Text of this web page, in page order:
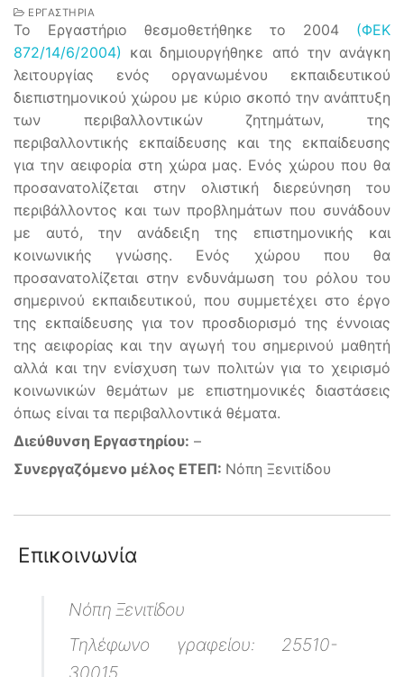
ΕΡΓΑΣΤΉΡΙΑ
Το Eργαστήριο θεσμοθετήθηκε το 2004 (ΦΕΚ
872/14/6/2004) και δημιουργήθηκε από την ανάγκη
λειτουργίας ενός οργανωμένου εκπαιδευτικού
διεπιστημονικού χώρου με κύριο σκοπό την ανάπτυξη
των περιβαλλοντικών ζητημάτων, της
περιβαλλοντικής εκπαίδευσης και της εκπαίδευσης
για την αειφορία στη χώρα μας. Ενός χώρου που θα
προσανατολίζεται στην ολιστική διερεύνηση του
περιβάλλοντος και των προβλημάτων που συνάδουν
με αυτό, την ανάδειξη της επιστημονικής και
κοινωνικής γνώσης. Ενός χώρου που θα
προσανατολίζεται στην ενδυνάμωση του ρόλου του
σημερινού εκπαιδευτικού, που συμμετέχει στο έργο
της εκπαίδευσης για τον προσδιορισμό της έννοιας
της αειφορίας και την αγωγή του σημερινού μαθητή
αλλά και την ενίσχυση των πολιτών για το χειρισμό
κοινωνικών θεμάτων με επιστημονικές διαστάσεις
όπως είναι τα περιβαλλοντικά θέματα.
Διεύθυνση Εργαστηρίου: –
Συνεργαζόμενο μέλος ΕΤΕΠ: Νόπη Ξενιτίδου
Επικοινωνία
Νόπη Ξενιτίδου
Τηλέφωνο γραφείου: 25510-
30015